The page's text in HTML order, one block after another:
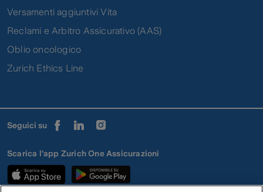
Versamenti aggiuntivi Vita
Reclami e Arbitro Assicurativo (AAS)
Oblio oncologico
Zurich Ethics Line
Seguici su
Scarica l'app Zurich One Assicurazioni